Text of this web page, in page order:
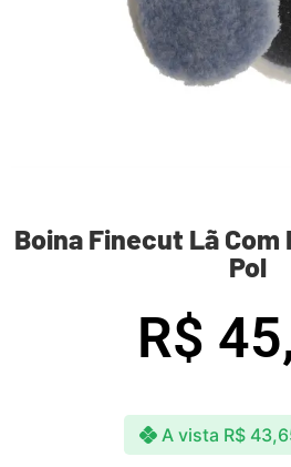
Boina Finecut Lã Com
Pol
R$
A vista R$